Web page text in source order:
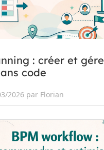
: créer et
code
2026 par Florian